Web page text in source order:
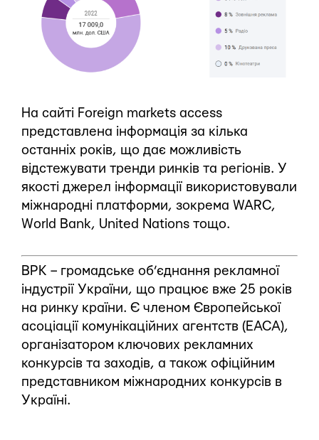
На сайті Foreign markets access
представлена інформація за кілька
останніх років, що дає можливість
відстежувати тренди ринків та регіонів. У
якості джерел інформації використовували
міжнародні платформи, зокрема WARC,
World Bank, United Nations тощо.
ВРК – громадське об’єднання рекламної
індустрії України, що працює вже 25 років
на ринку країни. Є членом Європейської
асоціації комунікаційних агентств (EACA),
організатором ключових рекламних
конкурсів та заходів, а також офіційним
представником міжнародних конкурсів в
Україні.